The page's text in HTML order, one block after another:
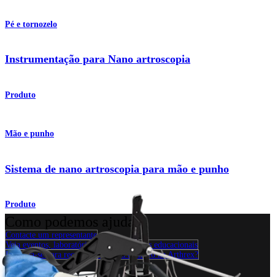
Pé e tornozelo
Instrumentação para Nano artroscopia
Produto
Mão e punho
Sistema de nano artroscopia para mão e punho
Produto
Como podemos ajudar?
Contacte um representante
Veja eventos, laboratórios e oportunidades educacionais
Inscreva-se para receber: O que há de novo na Arthrex?
Conecte-se conosco